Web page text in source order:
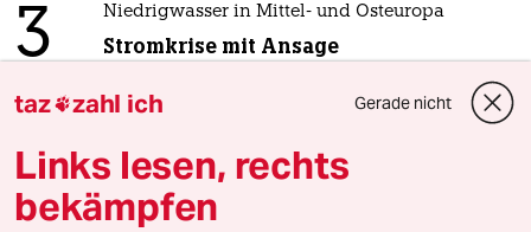
3 Niedrigwasser in Mittel- und Osteuropa
Stromkrise mit Ansage
4
„Der Mythos vom Brandstifter hält sich
hartnäckig“
taz zahl ich Gerade nicht
Links lesen, rechts
bekämpfen